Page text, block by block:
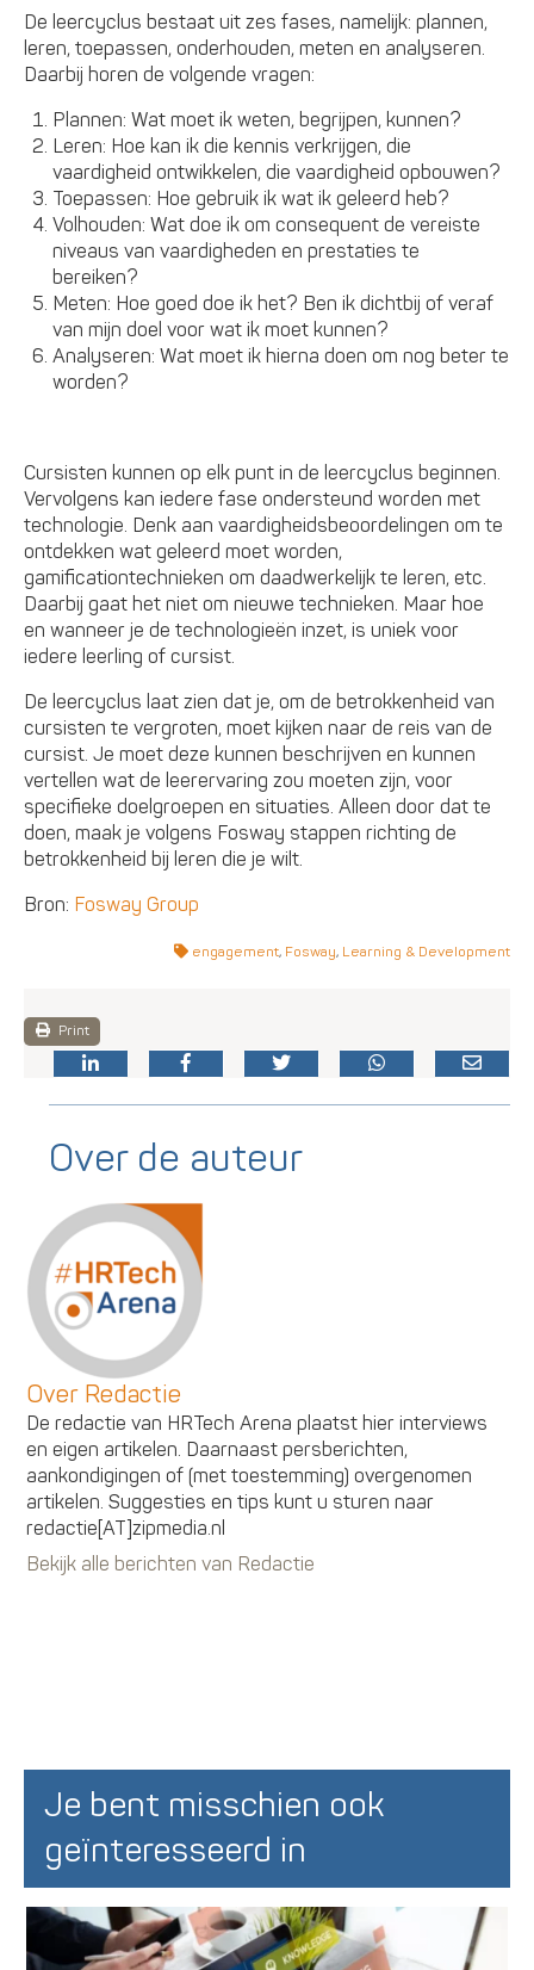
De leercyclus bestaat uit zes fases, namelijk: plannen,
leren, toepassen, onderhouden, meten en analyseren.
Daarbij horen de volgende vragen:
Plannen: Wat moet ik weten, begrijpen, kunnen?
Leren: Hoe kan ik die kennis verkrijgen, die
vaardigheid ontwikkelen, die vaardigheid opbouwen?
Toepassen: Hoe gebruik ik wat ik geleerd heb?
Volhouden: Wat doe ik om consequent de vereiste
niveaus van vaardigheden en prestaties te
bereiken?
Meten: Hoe goed doe ik het? Ben ik dichtbij of veraf
van mijn doel voor wat ik moet kunnen?
Analyseren: Wat moet ik hierna doen om nog beter te
worden?
Cursisten kunnen op elk punt in de leercyclus beginnen.
Vervolgens kan iedere fase ondersteund worden met
technologie. Denk aan vaardigheidsbeoordelingen om te
ontdekken wat geleerd moet worden,
gamificationtechnieken om daadwerkelijk te leren, etc.
Daarbij gaat het niet om nieuwe technieken. Maar hoe
en wanneer je de technologieën inzet, is uniek voor
iedere leerling of cursist.
De leercyclus laat zien dat je, om de betrokkenheid van
cursisten te vergroten, moet kijken naar de reis van de
cursist. Je moet deze kunnen beschrijven en kunnen
vertellen wat de leerervaring zou moeten zijn, voor
specifieke doelgroepen en situaties. Alleen door dat te
doen, maak je volgens Fosway stappen richting de
betrokkenheid bij leren die je wilt.
Bron: Fosway Group
engagement, Fosway, Learning & Development
Print
Over de auteur
Over Redactie
De redactie van HRTech Arena plaatst hier interviews
en eigen artikelen. Daarnaast persberichten,
aankondigingen of (met toestemming) overgenomen
artikelen. Suggesties en tips kunt u sturen naar
redactie[AT]zipmedia.nl
Bekijk alle berichten van Redactie
Je bent misschien ook
geïnteresseerd in